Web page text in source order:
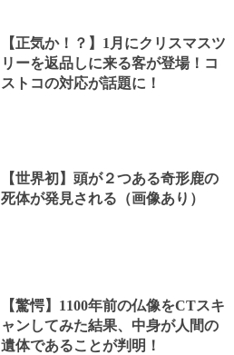
【正気か！？】1月にクリスマスツ
リーを返品しに来る客が登場！コ
ストコの対応が話題に！
【世界初】頭が２つある奇形鹿の
死体が発見される（画像あり）
【驚愕】1100年前の仏像をCTスキ
ャンしてみた結果、中身が人間の
遺体であることが判明！